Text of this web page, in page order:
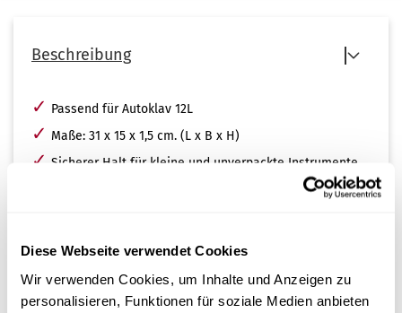
Diese Webseite verwendet Cookies
Wir verwenden Cookies, um Inhalte und Anzeigen zu
personalisieren, Funktionen für soziale Medien anbieten
Beschreibung
✓ Passend für Autoklav 12L
✓ Maße: 31 x 15 x 1,5 cm. (L x B x H)
✓ Sicherer Halt für kleine und unverpackte Instrumente